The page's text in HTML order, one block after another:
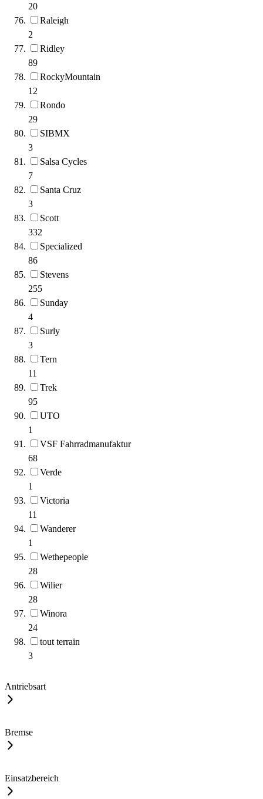
20
Raleigh
2
Ridley
89
RockyMountain
12
Rondo
29
SIBMX
3
Salsa Cycles
7
Santa Cruz
3
Scott
332
Specialized
86
Stevens
255
Sunday
4
Surly
3
Tern
11
Trek
95
UTO
1
VSF Fahrradmanufaktur
68
Verde
1
Victoria
11
Wanderer
1
Wethepeople
28
Wilier
28
Winora
24
tout terrain
3
Antriebsart
Bremse
Einsatzbereich